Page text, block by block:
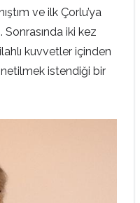
ve ilk Çorlu’ya
iki kez
kuvvetler içinden
istendiği bir